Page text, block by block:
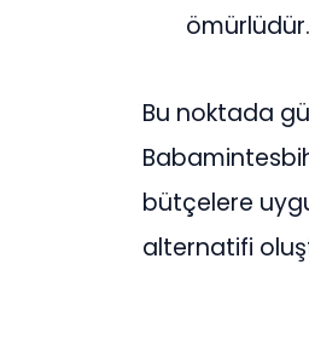
ömürlüdür.
Bu noktada
bütçelere
alternatifi